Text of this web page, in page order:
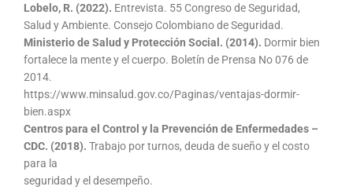
Lobelo, R. (2022). Entrevista. 55 Congreso de Seguridad,
Salud y Ambiente. Consejo Colombiano de Seguridad.
Ministerio de Salud y Protección Social. (2014). Dormir bien
fortalece la mente y el cuerpo. Boletín de Prensa No 076 de
2014.
https://www.minsalud.gov.co/Paginas/ventajas-dormir-
bien.aspx
Centros para el Control y la Prevención de Enfermedades –
CDC. (2018). Trabajo por turnos, deuda de sueño y el costo
para la
seguridad y el desempeño.